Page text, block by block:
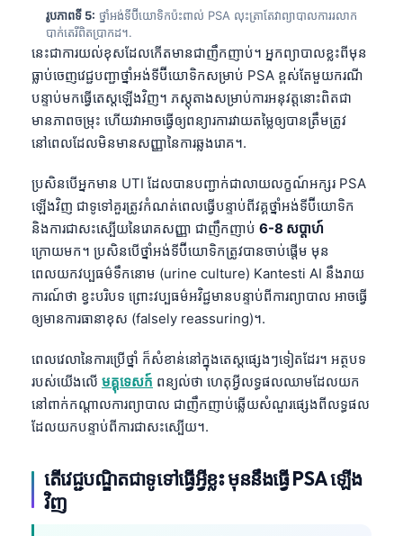
រូបភាពទី 5: ថ្នាំអង់ទីប៊ីយោទិកប៉ះពាល់ PSA លុះត្រាតែវាព្យាបាលការរលាក
បាក់តេរីពិតប្រាកដ។.
នេះជាការយល់ខុសដែលកើតមានជាញឹកញាប់។ អ្នកព្យាបាលខ្លះពីមុន
ធ្លាប់ចេញវេជ្ជបញ្ជាថ្នាំអង់ទីប៊ីយោទិកសម្រាប់ PSA ខ្ពស់តែមួយករណី
បន្ទាប់មកធ្វើតេស្តឡើងវិញ។ ភស្តុតាងសម្រាប់ការអនុវត្តនោះពិតជា
មានភាពចម្រុះ ហើយវាអាចធ្វើឲ្យពន្យារការវាយតម្លៃឲ្យបានត្រឹមត្រូវ
នៅពេលដែលមិនមានសញ្ញានៃការឆ្លងរោគ។.
ប្រសិនបើអ្នកមាន UTI ដែលបានបញ្ជាក់ជាលាយលក្ខណ៍អក្សរ PSA
ឡើងវិញ ជាទូទៅគួរត្រូវកំណត់ពេលធ្វើបន្ទាប់ពីវគ្គថ្នាំអង់ទីប៊ីយោទិក
និងការជាសះស្បើយនៃរោគសញ្ញា ជាញឹកញាប់ 6-8 សប្តាហ៍
ក្រោយមក។ ប្រសិនបើថ្នាំអង់ទីប៊ីយោទិកត្រូវបានចាប់ផ្តើម មុន
ពេលយកវប្បធម៌ទឹកនោម (urine culture) Kantesti AI នឹងរាយ
ការណ៍ថា ខ្វះបរិបទ ព្រោះវប្បធម៌អវិជ្ជមានបន្ទាប់ពីការព្យាបាល អាចធ្វើ
ឲ្យមានការធានាខុស (falsely reassuring)។.
ពេលវេលានៃការប្រើថ្នាំ ក៏សំខាន់នៅក្នុងតេស្តផ្សេងៗទៀតដែរ។ អត្ថបទ
របស់យើងលើ មគ្គុទេសក៍ ពន្យល់ថា ហេតុអ្វីលទ្ធផលឈាមដែលយក
នៅពាក់កណ្តាលការព្យាបាល ជាញឹកញាប់ឆ្លើយសំណួរផ្សេងពីលទ្ធផល
ដែលយកបន្ទាប់ពីការជាសះស្បើយ។.
តើវេជ្ជបណ្ឌិតជាទូទៅធ្វើអ្វីខ្លះ មុននឹងធ្វើ PSA ឡើង
វិញ